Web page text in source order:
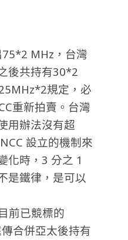
75*2 MHz，台灣
後共持有30*2
規定，必
重新拍賣。台灣
用辦法沒有超
設立的機制來
化時，3 分之 1
是鐵律，是可以
前已競標的
合併亞太後持有